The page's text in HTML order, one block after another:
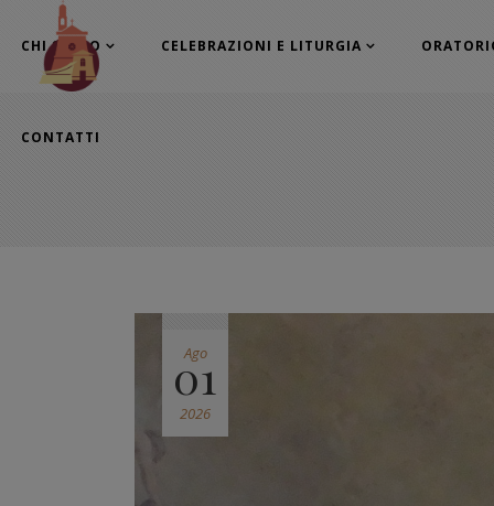
CHI SIAMO CELEBRAZIONI E LITURGIA
CONTATTI
Ago
01
2026